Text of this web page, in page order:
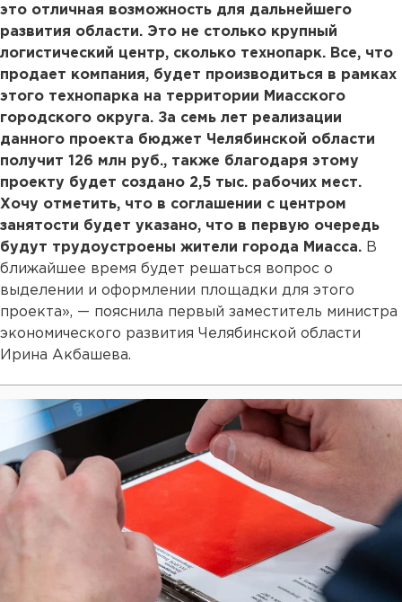
это отличная возможность для дальнейшего
развития области. Это не столько крупный
логистический центр, сколько технопарк. Все, что
продает компания, будет производиться в рамках
этого технопарка на территории Миасского
городского округа. За семь лет реализации
данного проекта бюджет Челябинской области
получит 126 млн руб., также благодаря этому
проекту будет создано 2,5 тыс. рабочих мест.
Хочу отметить, что в соглашении с центром
занятости будет указано, что в первую очередь
будут трудоустроены жители города Миасса. В
ближайшее время будет решаться вопрос о
выделении и оформлении площадки для этого
проекта», — пояснила первый заместитель министра
экономического развития Челябинской области
Ирина Акбашева.